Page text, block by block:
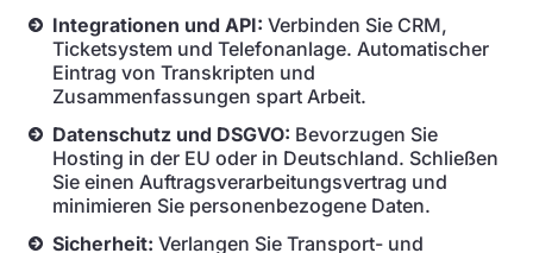
Integrationen und API: Verbinden Sie CRM,
Ticketsystem und Telefonanlage. Automatischer
Eintrag von Transkripten und
Zusammenfassungen spart Arbeit.
Datenschutz und DSGVO: Bevorzugen Sie
Hosting in der EU oder in Deutschland. Schließen
Sie einen Auftragsverarbeitungsvertrag und
minimieren Sie personenbezogene Daten.
Sicherheit: Verlangen Sie Transport- und